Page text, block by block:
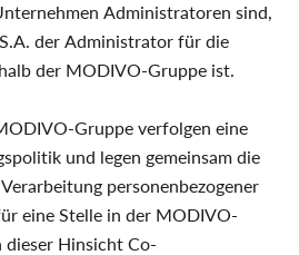
Administratoren sind,
der Administrator für die
der MODIVO-Gruppe ist.
Gruppe verfolgen eine
und legen gemeinsam die
personenbezogener
eine Stelle in der MODIVO-
Hinsicht Co-